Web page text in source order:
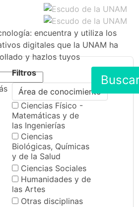
encuentra y utiliza los
digitales que la UNAM ha
y hazlos tuyos
Filtros
Área de conocimiento
Ciencias Físico -
Matemáticas y de
las Ingenierías
Ciencias
Biológicas, Químicas
y de la Salud
Ciencias Sociales
Humanidades y de
las Artes
Otras disciplinas